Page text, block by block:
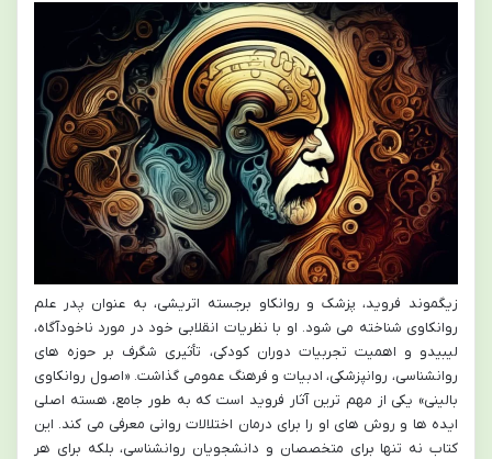
زیگموند فروید، پزشک و روانکاو برجسته اتریشی، به عنوان پدر علم
روانکاوی شناخته می شود. او با نظریات انقلابی خود در مورد ناخودآگاه،
لیبیدو و اهمیت تجربیات دوران کودکی، تأثیری شگرف بر حوزه های
روانشناسی، روانپزشکی، ادبیات و فرهنگ عمومی گذاشت. «اصول روانکاوی
بالینی» یکی از مهم ترین آثار فروید است که به طور جامع، هسته اصلی
ایده ها و روش های او را برای درمان اختلالات روانی معرفی می کند. این
کتاب نه تنها برای متخصصان و دانشجویان روانشناسی، بلکه برای هر